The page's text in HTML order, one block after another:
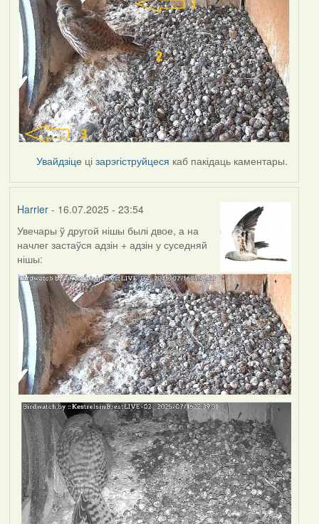
Увайдзіце цізарэгіструйцеся каб пакідаць каментары.
Harrier- 16.07.2025 - 23:54
Увечары ў другой нішы былі двое, а на
начлег застаўся адзін + адзін у суседняй
нішы: